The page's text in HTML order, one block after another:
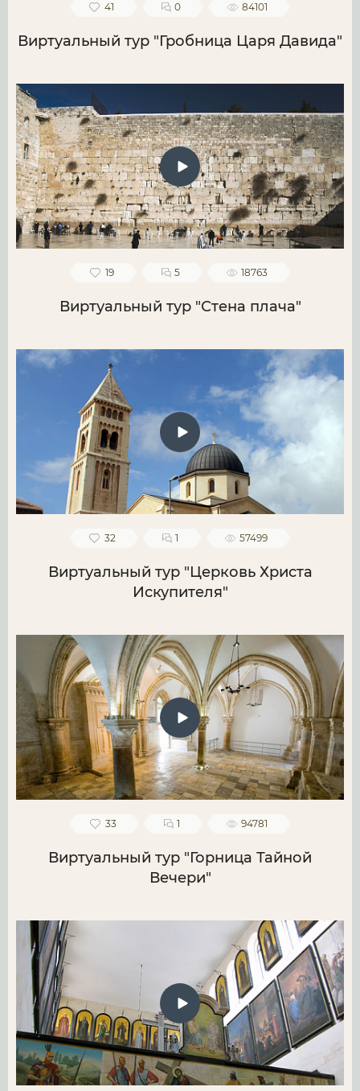
41 0 84101
Виртуальный тур "Гробница Царя Давида"
19 5 18763
Виртуальный тур "Стена плача"
32 1 57499
Виртуальный тур "Церковь Христа
Искупителя"
33 1 94781
Виртуальный тур "Горница Тайной
Вечери"